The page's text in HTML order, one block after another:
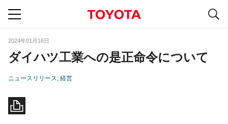
2024年01月16日
ダイハツ工業への是正命令について
ニュースリリース 経営